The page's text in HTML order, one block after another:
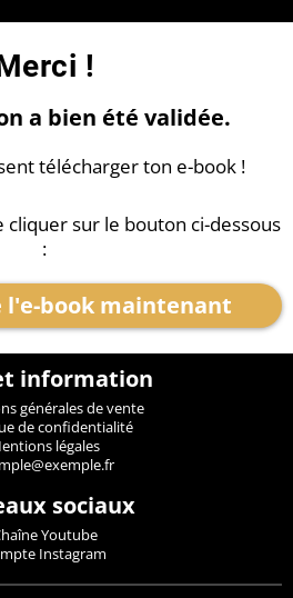
!
a bien été validée.
télécharger ton e-book !
cliquer sur le bouton ci-dessous
:
l'e-book maintenant
information
générales de vente
de confidentialité
légales
sociaux
Youtube
Instagram